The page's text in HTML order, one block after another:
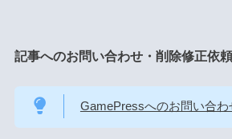
記事へのお問い合わせ・削除修正依頼
GamePressへのお問い合わ